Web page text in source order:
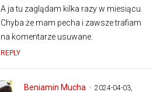
A ja tu zaglądam kilka razy w miesiącu.
Chyba że mam pecha i zawsze trafiam
na komentarze usuwane.
REPLY
Beniamin Mucha
2024-04-03,